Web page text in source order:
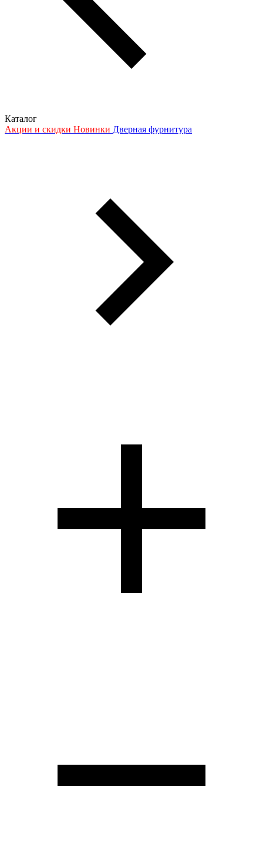
Каталог
Акции и скидки Новинки Дверная фурнитура